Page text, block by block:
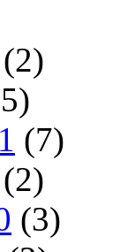
(2)
(7)
(2)
(3)